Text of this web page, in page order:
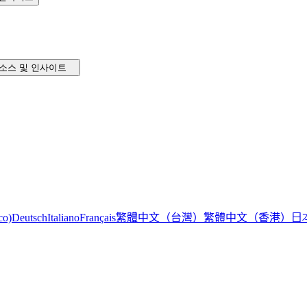
스 및 인사이트
DeutschItalianoFrançais繁體中文（台灣） 繁體中文（香港） 日